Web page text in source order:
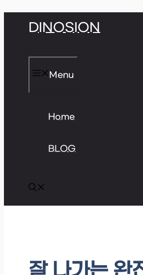
DINOSION
Menu
Home
BLOG